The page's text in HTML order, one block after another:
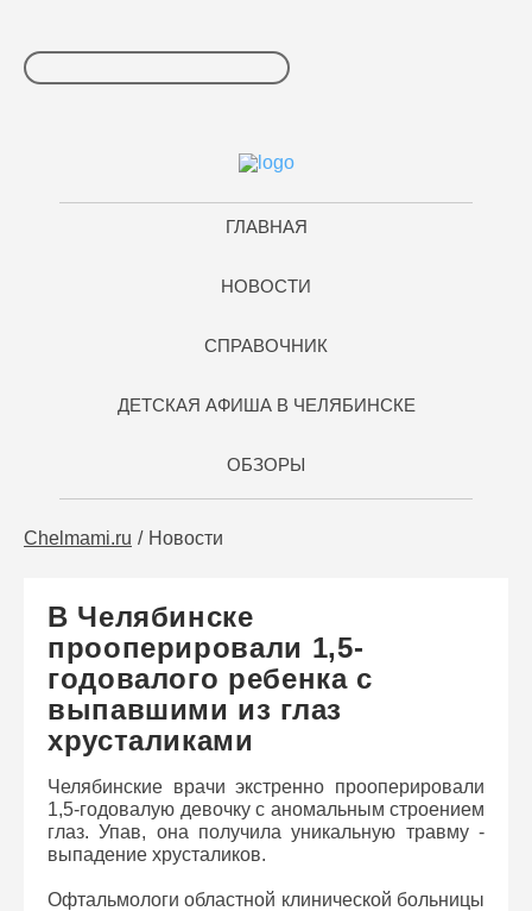
ГЛАВНАЯ
НОВОСТИ
СПРАВОЧНИК
ДЕТСКАЯ АФИША В ЧЕЛЯБИНСКЕ
ОБЗОРЫ
Chelmami.ru Новости
В Челябинске
прооперировали 1,5-
годовалого ребенка с
выпавшими из глаз
хрусталиками
Челябинские врачи экстренно прооперировали
1,5-годовалую девочку с аномальным строением
глаз. Упав, она получила уникальную травму -
выпадение хрусталиков.
Офтальмологи областной клинической больницы